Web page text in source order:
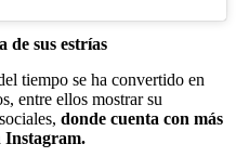
de sus estrías
tiempo se ha convertido en
entre ellos mostrar su
donde cuenta con más
Instagram.